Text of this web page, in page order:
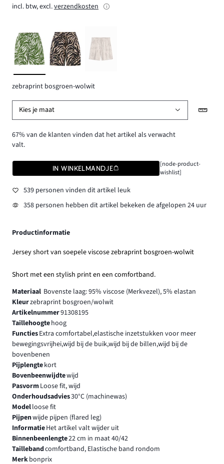
incl. btw, excl.verzendkosten
zebraprint bosgroen-wolwit
Kies je maat
67% van de klanten vinden dat het artikel als verwacht
valt.
IN WINKELMANDJE
[node-product-
wishlist]
539 personen vinden dit artikel leuk
358 personen hebben dit artikel bekeken de afgelopen 24 uur
Productinformatie
Jersey short van soepele viscose zebraprint bosgroen-wolwit
Short met een stylish print en een comfortband.
Materiaal Bovenste laag: 95% viscose (Merkvezel), 5% elastan
Kleurzebraprint bosgroen/wolwit
Artikelnummer91308195
Taillehoogtehoog
FunctiesExtra comfortabel,elastische inzetstukken voor meer
bewegingsvrijhei,wijd bij de buik,wijd bij de billen,wijd bij de
bovenbenen
Pijplengtekort
Bovenbeenwijdtewijd
PasvormLoose fit, wijd
Onderhoudsadvies30°C (machinewas)
Modelloose fit
Pijpenwijde pijpen (flared leg)
InformatieHet artikel valt wijder uit
Binnenbeenlengte22 cm in maat 40/42
Taillebandcomfortband, Elastische band rondom
Merkbonprix